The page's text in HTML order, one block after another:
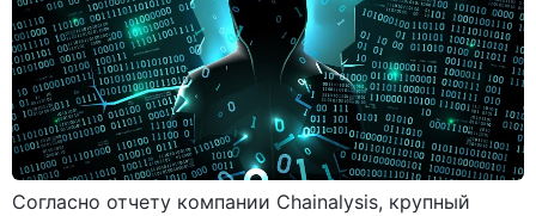
Согласно отчету компании Chainalysis, крупный